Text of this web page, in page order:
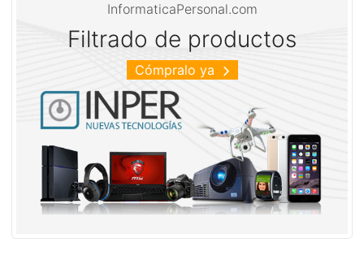
InformaticaPersonal.com
Filtrado de productos
Cómpralo ya